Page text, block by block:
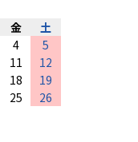
金
土
4
5
11
12
18
19
25
26